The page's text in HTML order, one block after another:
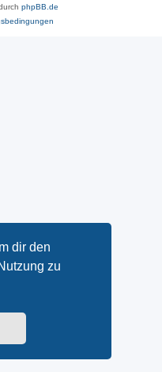
dir den
zu
phpBB.de